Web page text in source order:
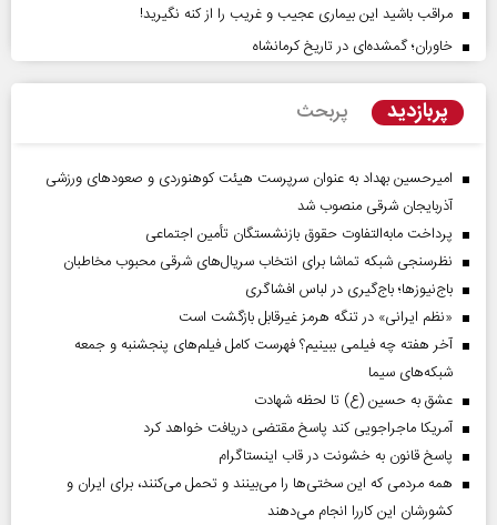
مراقب باشید این بیماری عجیب و غریب را از کنه نگیرید!
خاوران؛ گمشده‌ای در تاریخ کرمانشاه
پربازدید پربحث
امیرحسین بهداد به عنوان سرپرست هیئت کوهنوردی و صعودهای ورزشی
آذربایجان شرقی منصوب شد
پرداخت مابه‌التفاوت حقوق بازنشستگان تأمین اجتماعی
نظرسنجی شبکه تماشا برای انتخاب سریال‌های شرقی محبوب مخاطبان
باج‌نیوزها؛ باج‌گیری در لباس افشاگری
«نظم ایرانی» در تنگه هرمز غیرقابل بازگشت است
آخر هفته چه فیلمی ببینیم؟ فهرست کامل فیلم‌های پنجشنبه و جمعه
شبکه‌های سیما
عشق به حسین (ع) تا لحظه شهادت
آمریکا ماجراجویی کند پاسخ مقتضی دریافت خواهد کرد
پاسخ قانون به خشونت در قاب اینستاگرام
همه مردمی که این سختی‌ها را می‌بینند و تحمل می‌کنند، برای ایران و
کشورشان این کاررا انجام می‌دهند